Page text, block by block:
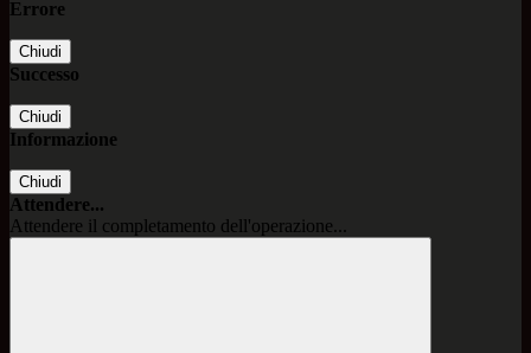
Errore
Chiudi
Successo
Chiudi
Informazione
Chiudi
Attendere...
Attendere il completamento dell'operazione...